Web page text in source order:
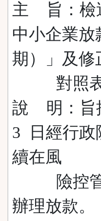
主 旨：檢
中小企業放
期）」及修
對照表
說 明：旨
3 日經行政
續在風
險控管
辦理放款。